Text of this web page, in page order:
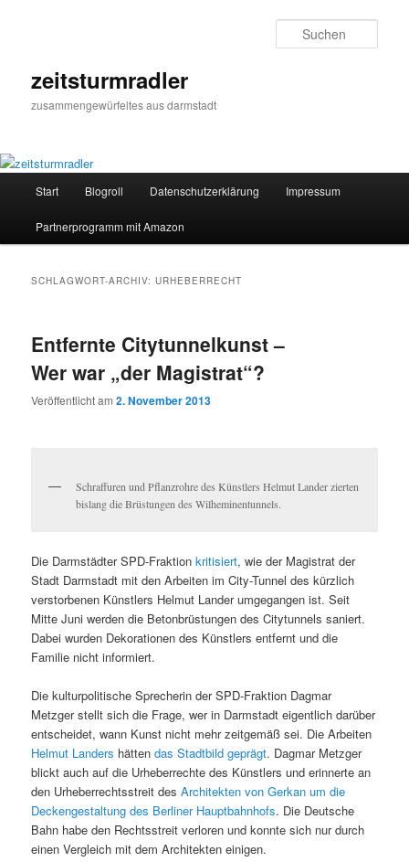
zeitsturmradler
zusammengewürfeltes aus darmstadt
Start Blogroll Datenschutzerklärung Impressum
Partnerprogramm mit Amazon
SCHLAGWORT-ARCHIV:URHEBERRECHT
Entfernte Citytunnelkunst –
Wer war „der Magistrat“?
Veröffentlicht am2. November 2013
Schraffuren und Pflanzrohre des Künstlers Helmut Lander zierten
bislang die Brüstungen des Wilheminentunnels.
Die Darmstädter SPD-Fraktionkritisiert, wie der Magistrat der
Stadt Darmstadt mit den Arbeiten im City-Tunnel des kürzlich
verstorbenen Künstlers Helmut Lander umgegangen ist. Seit
Mitte Juni werden die Betonbrüstungen des Citytunnels saniert.
Dabei wurden Dekorationen des Künstlers entfernt und die
Familie nicht informiert.
Die kulturpolitische Sprecherin der SPD-Fraktion Dagmar
Metzger stellt sich die Frage, wer in Darmstadt eigentlich darüber
entscheidet, wann Kunst nicht mehr zeitgemäß sei. Die Arbeiten
Helmut Landers hättendas Stadtbild geprägt. Dagmar Metzger
blickt auch auf die Urheberrechte des Künstlers und erinnerte an
den Urheberrechtsstreit desArchitekten von Gerkan um die
Deckengestaltung des Berliner Hauptbahnhofs. Die Deutsche
Bahn habe den Rechtsstreit verloren und konnte sich nur durch
einen Vergleich mit dem Architekten einigen.